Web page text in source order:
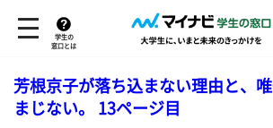
学生の
窓口とは
芳根京子が落ち込まない理由と、
まじない。 13ページ目